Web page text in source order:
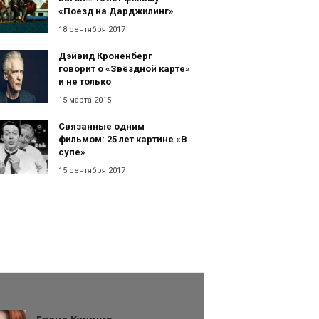
«Поезд на Дарджилинг»
18 сентября 2017
Дэйвид Кроненберг
говорит о «Звёздной карте»
и не только
15 марта 2015
Связанные одним
фильмом: 25 лет картине «В
супе»
15 сентября 2017